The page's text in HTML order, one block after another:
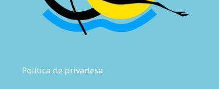
Política de privadesa